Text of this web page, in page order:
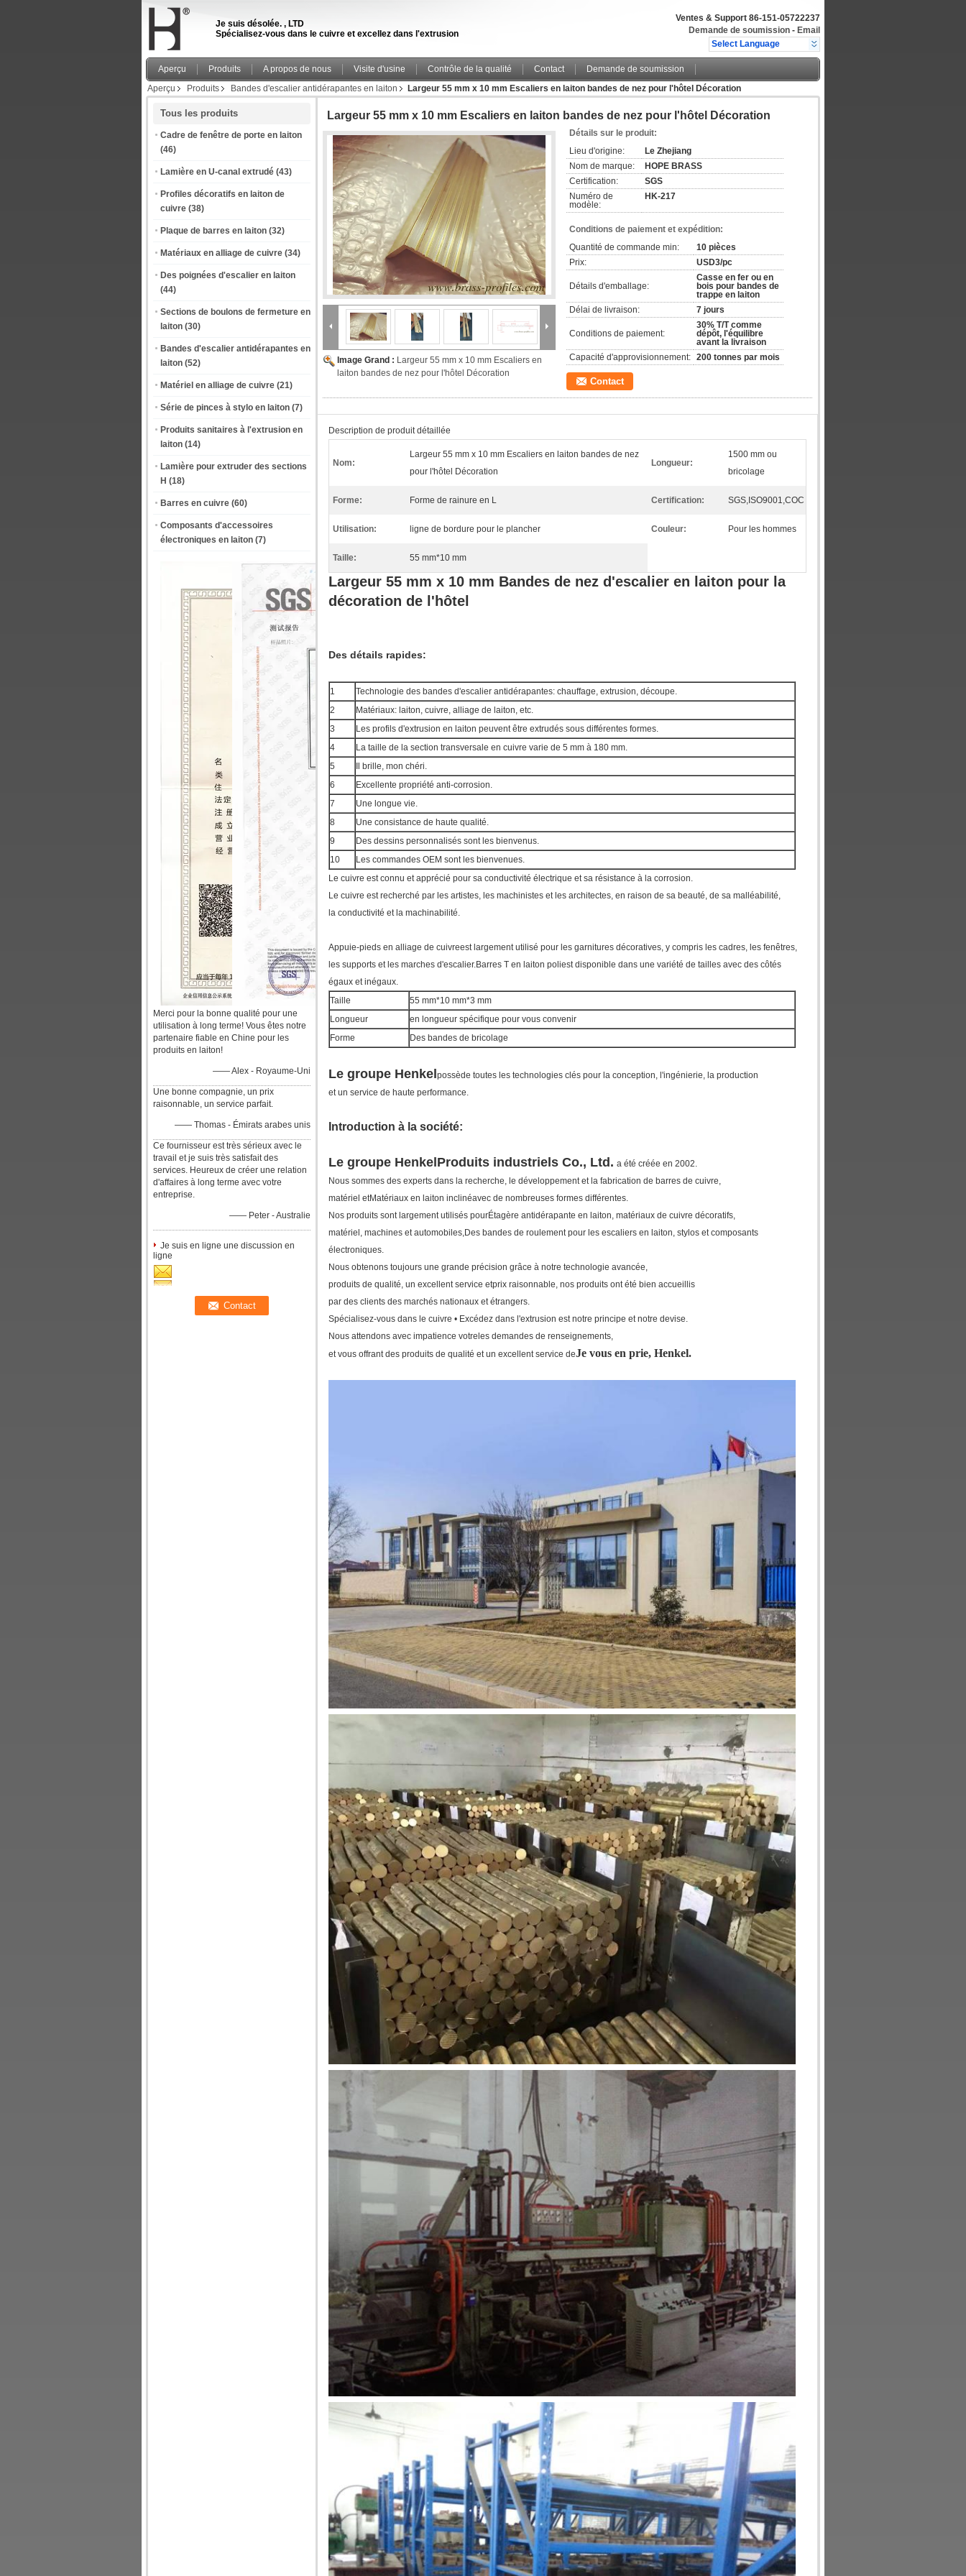
Je suis désolée. , LTD
Spécialisez-vous dans le cuivre et excellez dans l'extrusion
Ventes & Support 86-151-05722237
Demande de soumission - Email
Select Language
Aperçu Produits A propos de nous Visite d'usine Contrôle de la qualité Contact
Demande de soumission
Aperçu
Produits Bandes d'escalier antidérapantes en laiton Largeur 55 mm x 10 mm Escaliers en laiton bandes de nez pour l'hôtel Décoration
Tous les produits
Cadre de fenêtre de porte en laiton
(46)
Lamière en U-canal extrudé (43)
Profiles décoratifs en laiton de
cuivre (38)
Plaque de barres en laiton (32)
Matériaux en alliage de cuivre (34)
Des poignées d'escalier en laiton
(44)
Sections de boulons de fermeture en
laiton (30)
Bandes d'escalier antidérapantes en
laiton (52)
Matériel en alliage de cuivre (21)
Série de pinces à stylo en laiton (7)
Produits sanitaires à l'extrusion en
laiton (14)
Lamière pour extruder des sections
H (18)
Barres en cuivre (60)
Composants d'accessoires
électroniques en laiton (7)
Merci pour la bonne qualité pour une
utilisation à long terme! Vous êtes notre
partenaire fiable en Chine pour les
produits en laiton!
—— Alex - Royaume-Uni
Une bonne compagnie, un prix
raisonnable, un service parfait.
—— Thomas - Émirats arabes unis
Ce fournisseur est très sérieux avec le
travail et je suis très satisfait des
services. Heureux de créer une relation
d'affaires à long terme avec votre
entreprise.
—— Peter - Australie
Je suis en ligne une discussion en
ligne
Largeur 55 mm x 10 mm Escaliers en laiton bandes de nez pour l'hôtel Décoration
Image Grand : Largeur 55 mm x 10 mm Escaliers en
laiton bandes de nez pour l'hôtel Décoration
Détails sur le produit:
Lieu d'origine:
Le Zhejiang
Nom de marque:
HOPE BRASS
Certification:
SGS
Numéro de
modèle:
HK-217
Conditions de paiement et expédition:
Quantité de commande min:
10 pièces
Prix:
USD3/pc
Détails d'emballage:
Casse en fer ou en
bois pour bandes de
trappe en laiton
Délai de livraison:
7 jours
Conditions de paiement:
30% T/T comme
dépôt, l'équilibre
avant la livraison
Capacité d'approvisionnement: 200 tonnes par mois
Contact
Description de produit détaillée
Nom:
Largeur 55 mm x 10 mm Escaliers en laiton bandes de nez
pour l'hôtel Décoration
Longueur:
1500 mm ou
bricolage
Forme: Forme de rainure en L Certification: SGS,ISO9001,COC
Utilisation: ligne de bordure pour le plancher Couleur: Pour les hommes
Taille: 55 mm*10 mm
Largeur 55 mm x 10 mm Bandes de nez d'escalier en laiton pour la
décoration de l'hôtel
Des détails rapides:
1
Technologie des bandes d'escalier antidérapantes: chauffage, extrusion, découpe.
2
Matériaux: laiton, cuivre, alliage de laiton, etc.
3
Les profils d'extrusion en laiton peuvent être extrudés sous différentes formes.
4
La taille de la section transversale en cuivre varie de 5 mm à 180 mm.
5
Il brille, mon chéri.
6
Excellente propriété anti-corrosion.
7
Une longue vie.
8
Une consistance de haute qualité.
9
Des dessins personnalisés sont les bienvenus.
10
Les commandes OEM sont les bienvenues.
Le cuivre est connu et apprécié pour sa conductivité électrique et sa résistance à la corrosion.
Le cuivre est recherché par les artistes, les machinistes et les architectes, en raison de sa beauté, de sa malléabilité,
la conductivité et la machinabilité.
Appuie-pieds en alliage de cuivreest largement utilisé pour les garnitures décoratives, y compris les cadres, les fenêtres,
les supports et les marches d'escalier.Barres T en laiton poliest disponible dans une variété de tailles avec des côtés
égaux et inégaux.
Taille
55 mm*10 mm*3 mm
Longueur
en longueur spécifique pour vous convenir
Forme
Des bandes de bricolage
Le groupe Henkel possède toutes les technologies clés pour la conception, l'ingénierie, la production
et un service de haute performance.
Introduction à la société:
Le groupe Henkel Produits industriels Co., Ltd. a été créée en 2002.
Nous sommes des experts dans la recherche, le développement et la fabrication de barres de cuivre,
matériel etMatériaux en laiton inclinéavec de nombreuses formes différentes.
Nos produits sont largement utilisés pourÉtagère antidérapante en laiton, matériaux de cuivre décoratifs,
matériel, machines et automobiles,Des bandes de roulement pour les escaliers en laiton, stylos et composants
électroniques.
Nous obtenons toujours une grande précision grâce à notre technologie avancée,
produits de qualité, un excellent service etprix raisonnable, nos produits ont été bien accueillis
par des clients des marchés nationaux et étrangers.
Spécialisez-vous dans le cuivre • Excédez dans l'extrusion est notre principe et notre devise.
Nous attendons avec impatience votre les demandes de renseignements,
et vous offrant des produits de qualité et un excellent service deJe vous en prie, Henkel.